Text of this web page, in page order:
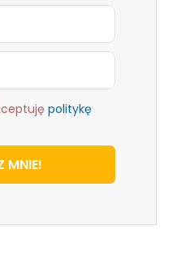
politykę
MNIE!